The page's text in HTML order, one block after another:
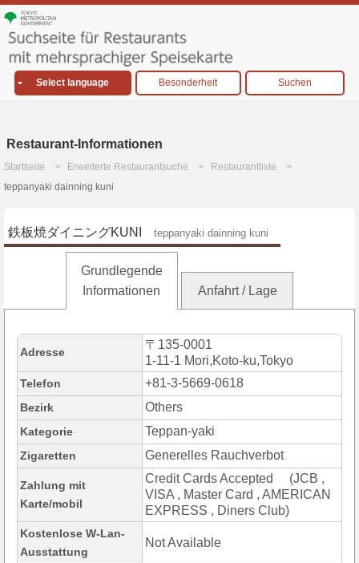
Select language Besonderheit Suchen
Restaurant-Informationen
Startseite Erweiterte Restaurantsuche
Restaurantliste
teppanyaki dainning kuni
鉄板焼ダイニングKUNI teppanyaki dainning kuni
Grundlegende
Informationen
Anfahrt / Lage
Adresse
〒135-0001
1-11-1 Mori,Koto-ku,Tokyo
Telefon +81-3-5669-0618
Bezirk Others
Kategorie Teppan-yaki
Zigaretten Generelles Rauchverbot
Zahlung mit
Karte/mobil
Credit Cards Accepted (JCB ,
VISA , Master Card , AMERICAN
EXPRESS , Diners Club)
Kostenlose W-Lan-
Ausstattung
Not Available